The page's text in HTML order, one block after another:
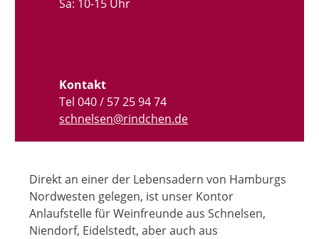
Sa: 10-15 Uhr
Kontakt
Tel 040 / 57 25 94 74
schnelsen@rindchen.de
Direkt an einer der Lebensadern von Hamburgs
Nordwesten gelegen, ist unser Kontor
Anlaufstelle für Weinfreunde aus Schnelsen,
Niendorf, Eidelstedt, aber auch aus